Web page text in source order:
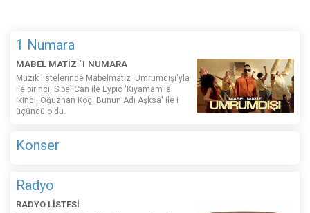
1 Numara
MABEL MATİZ '1 NUMARA
Müzik listelerinde Mabelmatiz ‘Umrumdışı'yla
ile birinci, Sibel Can ile Eypio 'Kıyamam'la
ikinci, Oğuzhan Koç 'Bunun Adı Aşksa' ile i
üçüncü oldu.
Konser
Radyo
RADYO LİSTESİ